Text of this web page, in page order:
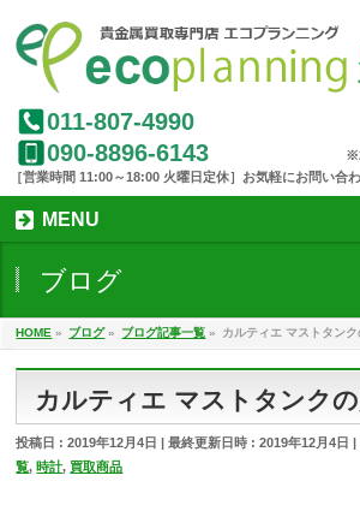
011-807-4990
090-8896-6143
MENU
ブログ
HOME » ブログ» ブログ記事一覧 » カルティエ マストタンク
カルティエ マストタンク
投稿日 : 2019年12月4日 最終更新日時 : 2019年12月4日
覧,時計, 買取商品